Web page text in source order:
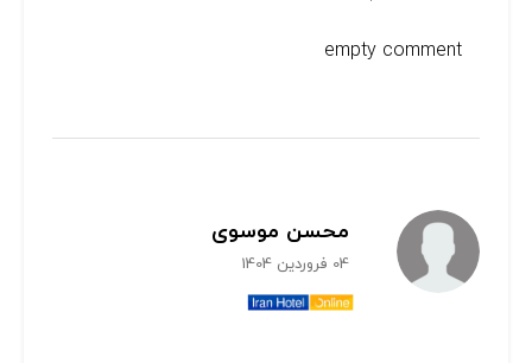
empty comment
محسن موسوی
04 فروردین 1404